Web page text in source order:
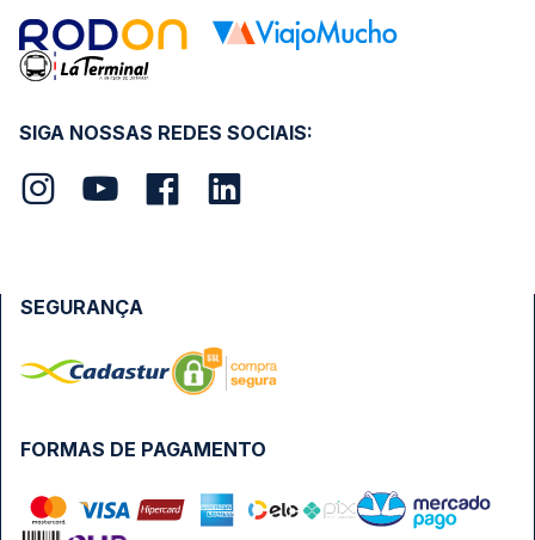
SIGA NOSSAS REDES SOCIAIS:
FORMAS DE PAGAMENTO
SEGURANÇA